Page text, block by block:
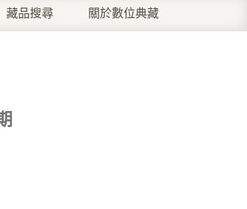
藏品搜尋 關於數位典藏